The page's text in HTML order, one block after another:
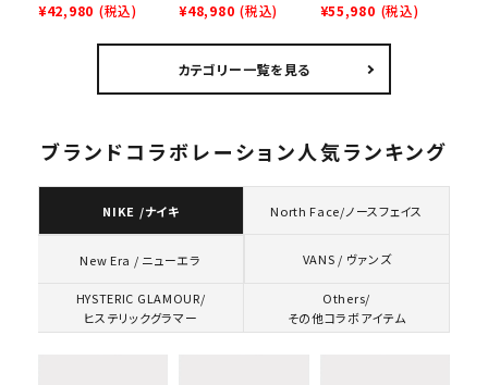
Nike SB Dunk Low
¥42,980 (税込)
Rolling Tote
レッド
¥48,980 (税込)
Football Jersey
¥55,980 (税込)
カテゴリー一覧を見る
ブランドコラボレーション人気ランキング
NIKE /ナイキ North Face/ノースフェイス
New Era / ニューエラ VANS / ヴァンズ
HYSTERIC GLAMOUR/
ヒステリックグラマー
Others/
その他コラボアイテム